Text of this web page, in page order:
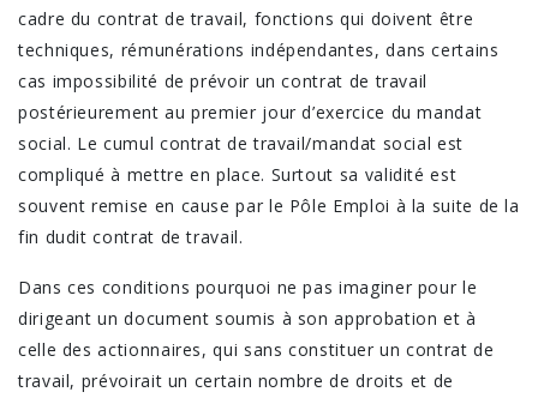
cadre du contrat de travail, fonctions qui doivent être
techniques, rémunérations indépendantes, dans certains
cas impossibilité de prévoir un contrat de travail
postérieurement au premier jour d’exercice du mandat
social. Le cumul contrat de travail/mandat social est
compliqué à mettre en place. Surtout sa validité est
souvent remise en cause par le Pôle Emploi à la suite de la
fin dudit contrat de travail.
Dans ces conditions pourquoi ne pas imaginer pour le
dirigeant un document soumis à son approbation et à
celle des actionnaires, qui sans constituer un contrat de
travail, prévoirait un certain nombre de droits et de